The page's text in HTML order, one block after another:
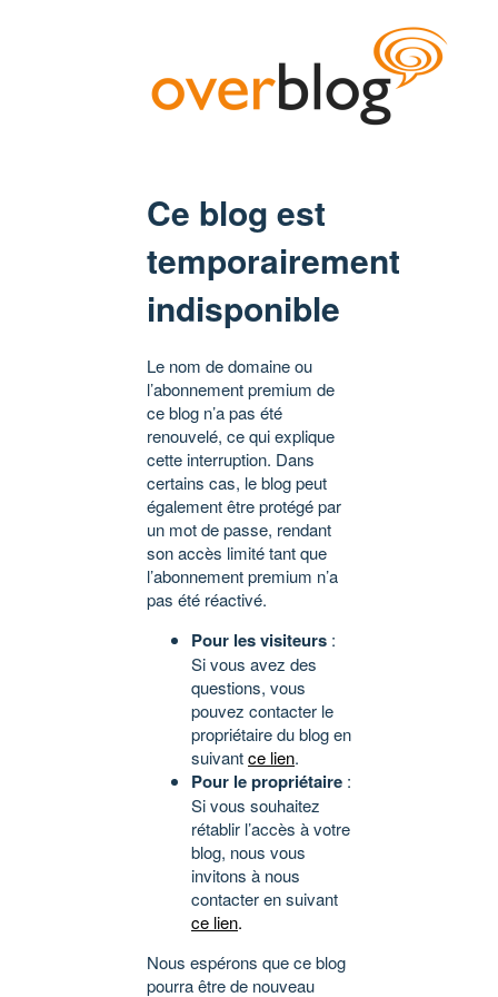
Ce blog est
temporairement
indisponible
Le nom de domaine ou
l’abonnement premium de
ce blog n’a pas été
renouvelé, ce qui explique
cette interruption. Dans
certains cas, le blog peut
également être protégé par
un mot de passe, rendant
son accès limité tant que
l’abonnement premium n’a
pas été réactivé.
Pour les visiteurs :
Si vous avez des
questions, vous
pouvez contacter le
propriétaire du blog en
suivantce lien.
Pour le propriétaire :
Si vous souhaitez
rétablir l’accès à votre
blog, nous vous
invitons à nous
contacter en suivant
ce lien.
Nous espérons que ce blog
pourra être de nouveau